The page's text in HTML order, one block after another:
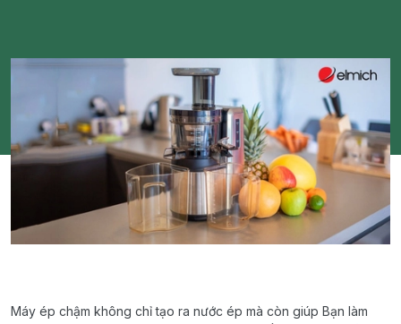
Máy ép chậm không chỉ tạo ra nước ép mà còn giúp Bạn làm